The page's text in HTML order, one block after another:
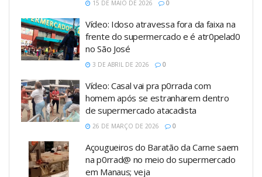
15 DE MAIO DE 2026 0
Vídeo: Idoso atravessa fora da faixa na
frente do supermercado e é atr0pelad0
no São José
3 DE ABRIL DE 2026 0
Vídeo: Casal vai pra p0rrada com
homem após se estranharem dentro
de supermercado atacadista
26 DE MARÇO DE 2026 0
Açougueiros do Baratão da Carne saem
na p0rrad@ no meio do supermercado
em Manaus; veja